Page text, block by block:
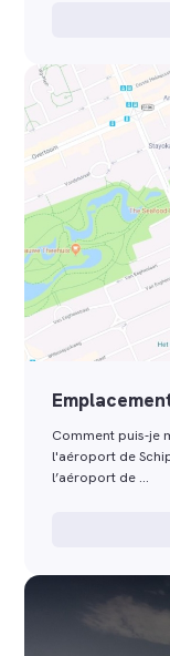
Comment puis-je
l'aéroport de
l’aéroport de …